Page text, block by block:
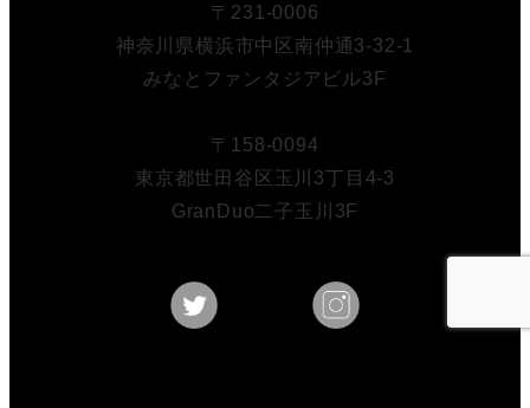
〒231-0006
神奈川県横浜市中区南仲通3-32-1
みなとファンタジアビル3F
〒158-0094
東京都世田谷区玉川3丁目4-3
GranDuo二子玉川3F